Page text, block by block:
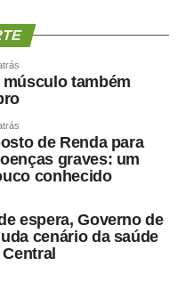
também
de Renda para
graves: um
conhecido
espera, Governo de
cenário da saúde